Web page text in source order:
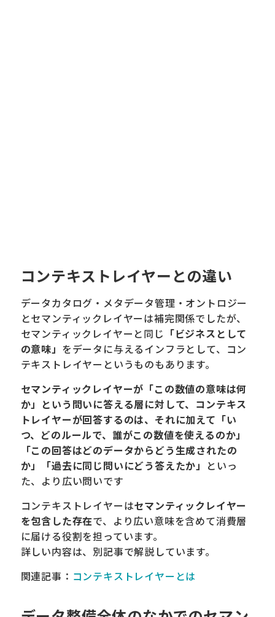
コンテキストレイヤーとの違い
データカタログ・メタデータ管理・オントロジー
とセマンティックレイヤーは補完関係でしたが、
セマンティックレイヤーと同じ 「ビジネスとして
の意味」 をデータに与えるインフラとして、コン
テキストレイヤーというものもあります。
セマンティックレイヤーが「この数値の意味は何
か」という問いに答える層に対して、コンテキス
トレイヤーが回答するのは、それに加えて「い
つ、どのルールで、誰がこの数値を使えるのか」
「この回答はどのデータからどう生成されたの
か」「過去に同じ問いにどう答えたか」 といっ
た、より広い問いです
コンテキストレイヤーはセマンティックレイヤー
を包含した存在で、より広い意味を含めて消費層
に届ける役割を担っています。
詳しい内容は、別記事で解説しています。
関連記事： コンテキストレイヤーとは